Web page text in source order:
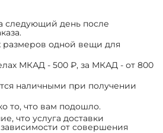
следующий день после
размеров одной вещи для
МКАД - 500 ₽, за МКАД - от 800
наличными при получении
то, что вам подошло.
что услуга доставки
от совершения